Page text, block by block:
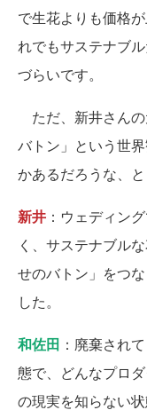
で生花よりも価格
れでもサステナブ
づらいです。
ただ、新井さん
バトン」という世
かあるだろうな、と
新井 ：ウェディン
く、サステナブル
せのバトン」をつ
した。
和佐田 ：廃棄され
態で、どんなプロ
の現実を知らない